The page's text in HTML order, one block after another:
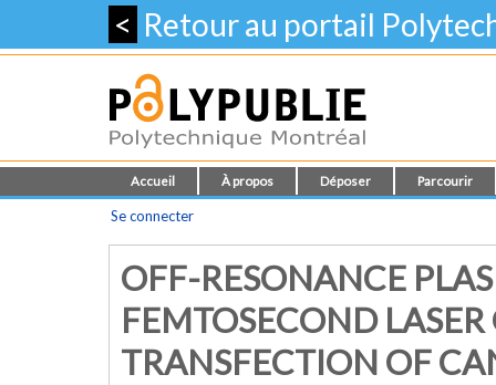
< Retour au portail
Accueil À propos Déposer Parcourir
Se connecter
OFF-RESONANCE
FEMTOSECOND
TRANSFECTION OF